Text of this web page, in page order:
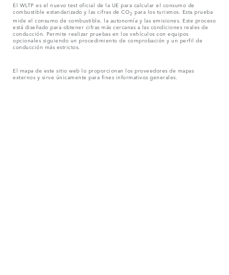
El WLTP es el nuevo test oficial de la UE para calcular el consumo de
combustible estandarizado y las cifras de CO2 para los turismos. Esta prueba
mide el consumo de combustible, la autonomía y las emisiones. Este proceso
está diseñado para obtener cifras más cercanas a las condiciones reales de
conducción. Permite realizar pruebas en los vehículos con equipos
opcionales siguiendo un procedimiento de comprobación y un perfil de
conducción más estrictos.
El mapa de este sitio web lo proporcionan los proveedores de mapas
externos y sirve únicamente para fines informativos generales.